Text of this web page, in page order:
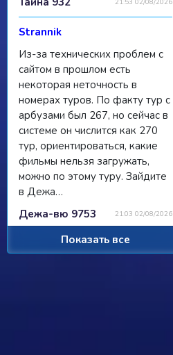
21:53 02/08/2026
Strannik
Из-за технических проблем с
сайтом в прошлом есть
некоторая неточность в
номерах туров. По факту тур с
арбузами был 267, но сейчас в
системе он числится как 270
тур, ориентироваться, какие
фильмы нельзя загружать,
можно по этому туру. Зайдите
в Дежа…
21:03 02/08/2026
Дежа-вю 9753
Показать все